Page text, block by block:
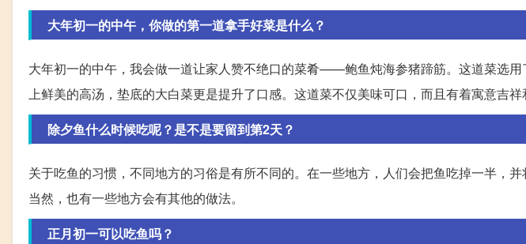
大年初一的中午，你做的第一道拿手好菜是什么？
大年初一的中午，我会做一道让家人赞不绝口的菜肴——鲍鱼炖海参猪蹄筋。这道菜选
上鲜美的高汤，垫底的大白菜更是提升了口感。这道菜不仅美味可口，而且有着寓意吉祥
除夕鱼什么时候吃呢？是不是要留到第2天？
关于吃鱼的习惯，不同地方的习俗是有所不同的。在一些地方，人们会把鱼吃掉一半，并
当然，也有一些地方会有其他的做法。
正月初一可以吃鱼吗？